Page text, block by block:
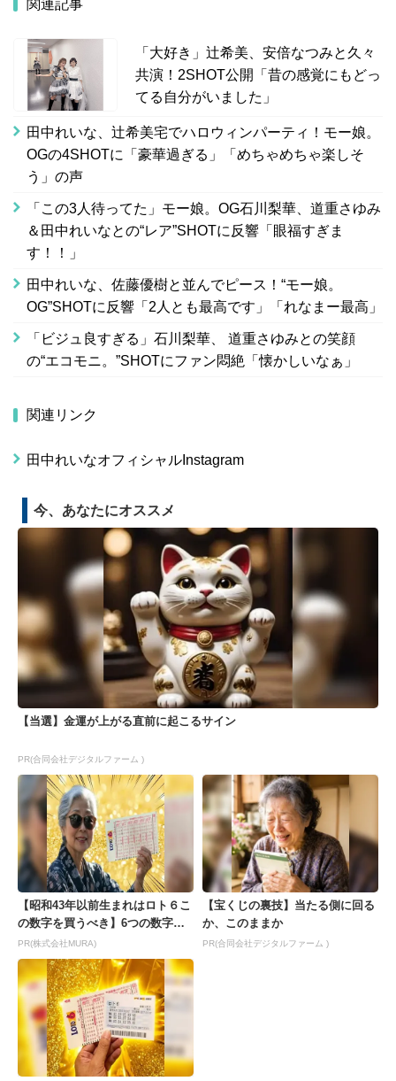
関連記事
「大好き」辻希美、安倍なつみと久々
共演！2SHOT公開「昔の感覚にもどっ
てる自分がいました」
田中れいな、辻希美宅でハロウィンパーティ！モー娘。
OGの4SHOTに「豪華過ぎる」「めちゃめちゃ楽しそ
う」の声
「この3人待ってた」モー娘。OG石川梨華、道重さゆみ
＆田中れいなとの“レア”SHOTに反響「眼福すぎま
す！！」
田中れいな、佐藤優樹と並んでピース！“モー娘。
OG”SHOTに反響「2人とも最高です」「れなまー最高」
「ビジュ良すぎる」石川梨華、 道重さゆみとの笑顔
の“エコモニ。”SHOTにファン悶絶「懐かしいなぁ」
関連リンク
田中れいなオフィシャルInstagram
今、あなたにオススメ
【当選】金運が上がる直前に起こるサイン
PR(合同会社デジタルファーム )
【昭和43年以前生まれはロト６こ
の数字を買うべき】6つの数字が
「完全一致」する方...
PR(株式会社MURA)
【宝くじの裏技】当たる側に回る
か、このままか
PR(合同会社デジタルファーム )